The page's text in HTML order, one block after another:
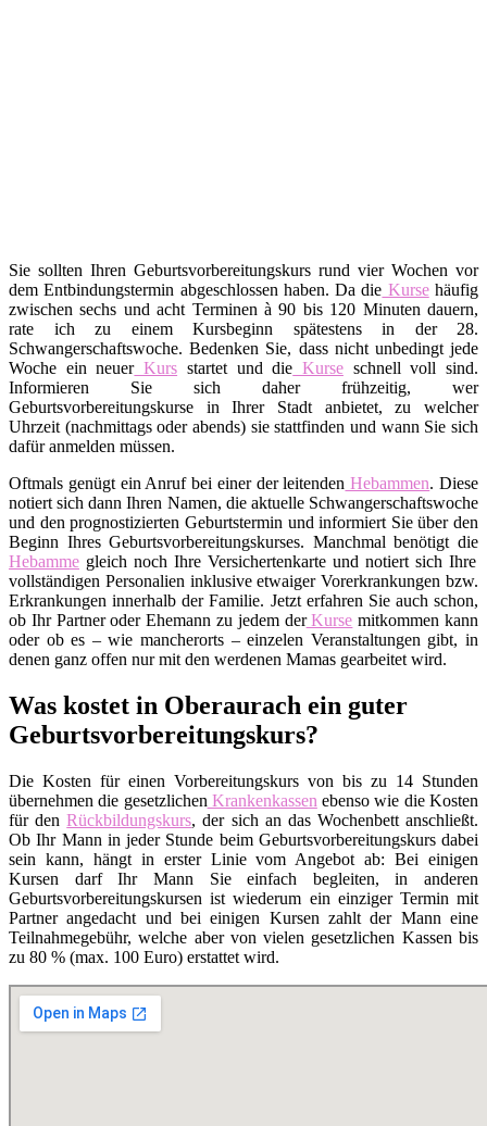
Sie sollten Ihren Geburtsvorbereitungskurs rund vier Wochen vor
dem Entbindungstermin abgeschlossen haben. Da die Kursehäufig
zwischen sechs und acht Terminen à 90 bis 120 Minuten dauern,
rate ich zu einem Kursbeginn spätestens in der 28.
Schwangerschaftswoche. Bedenken Sie, dass nicht unbedingt jede
Woche ein neuerKurs startet und die Kurseschnell voll sind.
Informieren Sie sich daher frühzeitig, wer
Geburtsvorbereitungskurse in Ihrer Stadt anbietet, zu welcher
Uhrzeit (nachmittags oder abends) sie stattfinden und wann Sie sich
dafür anmelden müssen.
Oftmals genügt ein Anruf bei einer der leitenden Hebammen. Diese
notiert sich dann Ihren Namen, die aktuelle Schwangerschaftswoche
und den prognostizierten Geburtstermin und informiert Sie über den
Beginn Ihres Geburtsvorbereitungskurses. Manchmal benötigt die
Hebamme gleich noch Ihre Versichertenkarte und notiert sich Ihre
vollständigen Personalien inklusive etwaiger Vorerkrankungen bzw.
Erkrankungen innerhalb der Familie. Jetzt erfahren Sie auch schon,
ob Ihr Partner oder Ehemann zu jedem derKurse mitkommen kann
oder ob es – wie mancherorts – einzelen Veranstaltungen gibt, in
denen ganz offen nur mit den werdenen Mamas gearbeitet wird.
Was kostet in Oberaurach ein guter
Geburtsvorbereitungskurs?
Die Kosten für einen Vorbereitungskurs von bis zu 14 Stunden
übernehmen die gesetzlichen Krankenkassen ebenso wie die Kosten
für denRückbildungskurs, der sich an das Wochenbett anschließt.
Ob Ihr Mann in jeder Stunde beim Geburtsvorbereitungskurs dabei
sein kann, hängt in erster Linie vom Angebot ab: Bei einigen
Kursen darf Ihr Mann Sie einfach begleiten, in anderen
Geburtsvorbereitungskursen ist wiederum ein einziger Termin mit
Partner angedacht und bei einigen Kursen zahlt der Mann eine
Teilnahmegebühr, welche aber von vielen gesetzlichen Kassen bis
zu 80 % (max. 100 Euro) erstattet wird.